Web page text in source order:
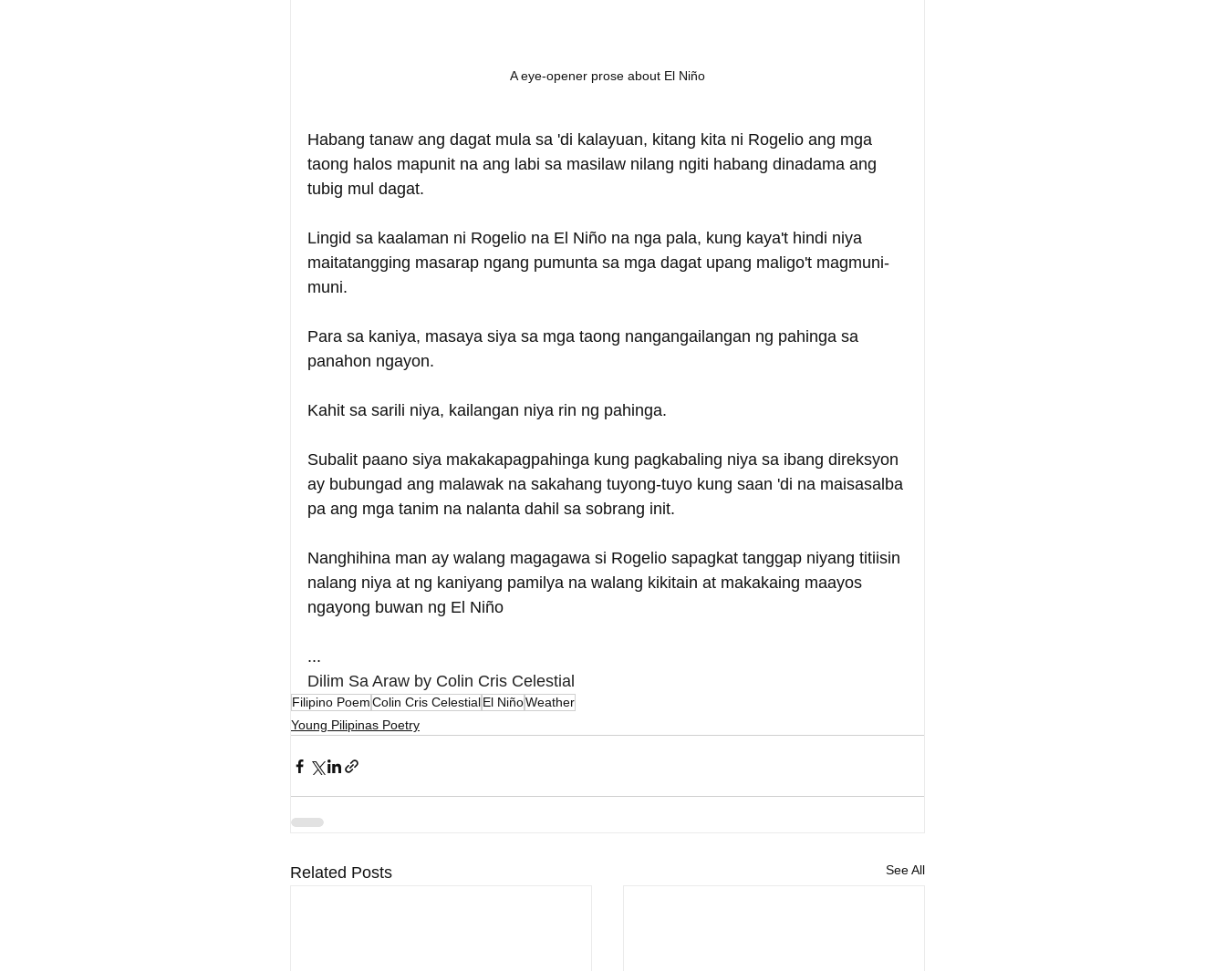
A eye-opener prose about El Niño
Habang tanaw ang dagat mula sa 'di kalayuan, kitang kita ni Rogelio ang mga
taong halos mapunit na ang labi sa masilaw nilang ngiti habang dinadama ang
tubig mul dagat.
Lingid sa kaalaman ni Rogelio na El Niño na nga pala, kung kaya't hindi niya
maitatangging masarap ngang pumunta sa mga dagat upang maligo't magmuni-
muni.
Para sa kaniya, masaya siya sa mga taong nangangailangan ng pahinga sa
panahon ngayon.
Kahit sa sarili niya, kailangan niya rin ng pahinga.
Subalit paano siya makakapagpahinga kung pagkabaling niya sa ibang direksyon
ay bubungad ang malawak na sakahang tuyong-tuyo kung saan 'di na maisasalba
pa ang mga tanim na nalanta dahil sa sobrang init.
Nanghihina man ay walang magagawa si Rogelio sapagkat tanggap niyang titiisin
nalang niya at ng kaniyang pamilya na walang kikitain at makakaing maayos
ngayong buwan ng El Niño
...
Dilim Sa Araw by Colin Cris Celestial
Filipino PoemColin Cris CelestialEl NiñoWeather
Young Pilipinas Poetry
Related Posts See All